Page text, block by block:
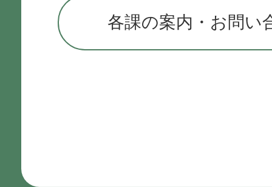
各課の案内・お問い